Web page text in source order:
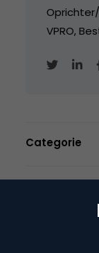
VPRO,
Categorie